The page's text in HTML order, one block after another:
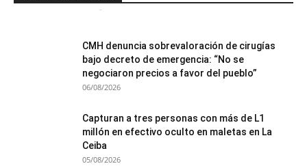
-
CMH denuncia sobrevaloración de cirugías
bajo decreto de emergencia: “No se
negociaron precios a favor del pueblo”
06/08/2026
Capturan a tres personas con más de L1
millón en efectivo oculto en maletas en La
Ceiba
05/08/2026